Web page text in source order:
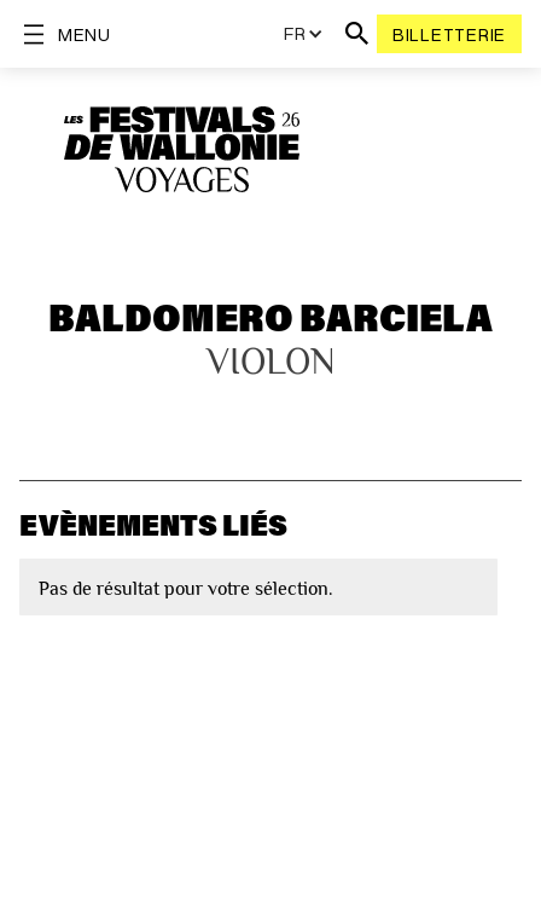
FR BILLETTERIE
MENU
BALDOMERO BARCIELA
VIOLON
EVÈNEMENTS LIÉS
Pas de résultat pour votre sélection.